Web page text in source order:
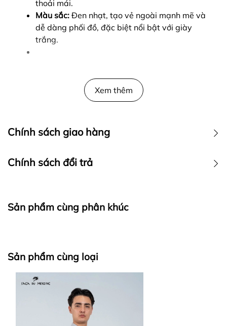
thoải mái.
Màu sắc: Đen nhạt, tạo vẻ ngoài mạnh mẽ và
dễ dàng phối đồ, đặc biệt nổi bật với giày
trắng.
Xem thêm
Chính sách giao hàng
CHÍNH SÁCH GIAO HÀNG
Thời gian giao hàng
Đơn hàng nội và ngoại thành TP.HCM:
Chính sách đổi trả
Sản phẩm cùng phân khúc
Sản phẩm cùng loại